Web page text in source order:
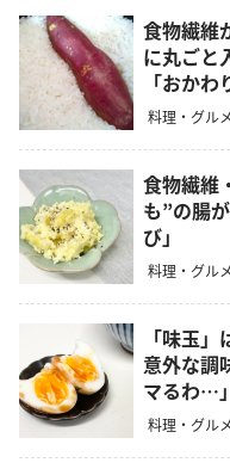
食物繊維
に丸ごと
「おか
料理・グル
食物繊維
も”の腸
び」
料理・グル
「味玉
意外な調
マるわ…」
料理・グル